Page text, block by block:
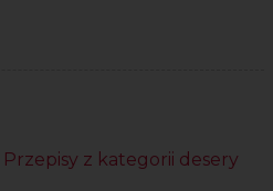
Przepisy z kategorii desery